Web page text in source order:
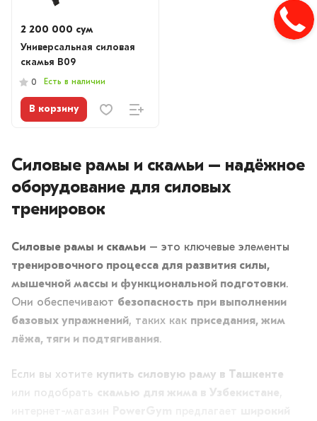
2 200 000 сум
Универсальная силовая
скамья B09
0 Есть в наличии
В корзину
Силовые рамы и скамьи – надёжное
оборудование для силовых
тренировок
Силовые рамы и скамьи – это ключевые элементы
тренировочного процесса для развития силы,
мышечной массы и функциональной подготовки.
Они обеспечивают безопасность при выполнении
базовых упражнений, таких как приседания, жим
лёжа, тяги и подтягивания.
Если вы хотите купить силовую раму в Ташкенте
или подобрать
скамью для жима в Узбекистане